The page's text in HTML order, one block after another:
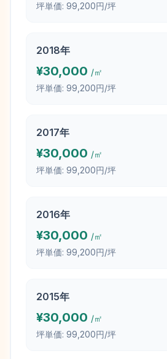
坪単価: 99,200円/坪
2018年
¥30,000 /㎡
坪単価: 99,200円/坪
2017年
¥30,000 /㎡
坪単価: 99,200円/坪
2016年
¥30,000 /㎡
坪単価: 99,200円/坪
2015年
¥30,000 /㎡
坪単価: 99,200円/坪